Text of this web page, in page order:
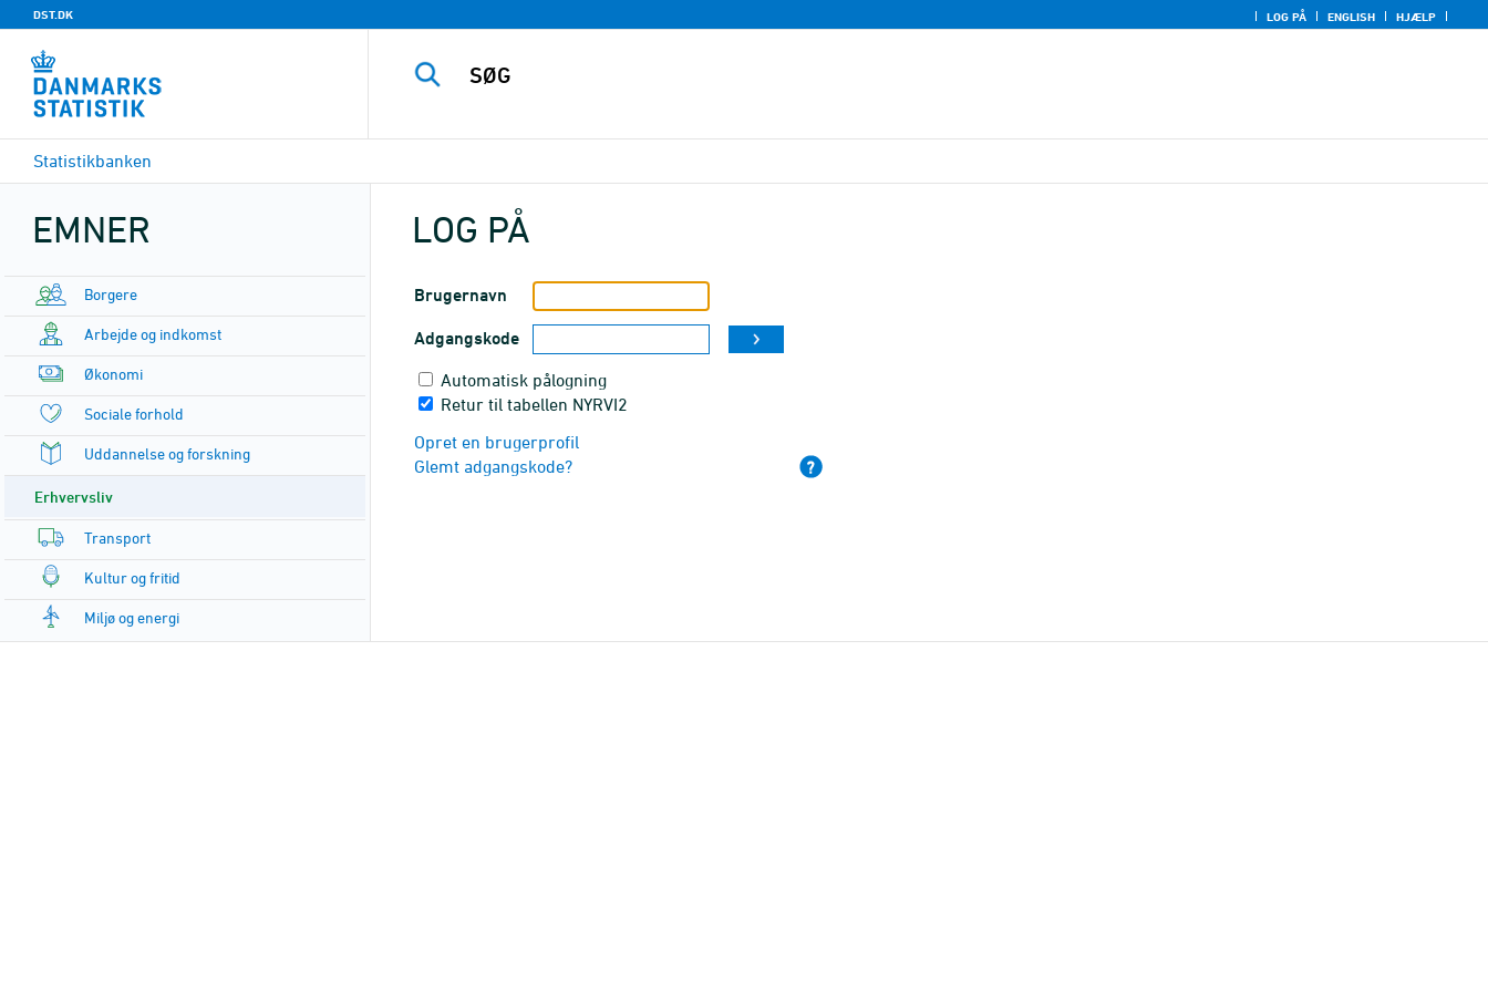
DST.DK LOG PÅ ENGLISH HJÆLP
Statistikbanken
EMNER
Borgere
Arbejde og indkomst
Økonomi
Sociale forhold
Uddannelse og forskning
Erhvervsliv
Transport
Kultur og fritid
Miljø og energi
LOG PÅ
Brugernavn
Adgangskode
Automatisk pålogning
Retur til tabellen NYRVI2
Opret en brugerprofil
Glemt adgangskode?